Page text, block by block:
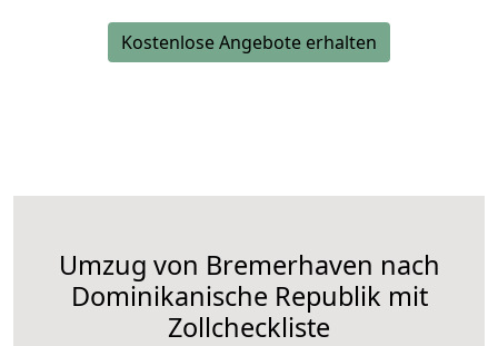
Kostenlose Angebote erhalten
Umzug von Bremerhaven nach
Dominikanische Republik mit
Zollcheckliste